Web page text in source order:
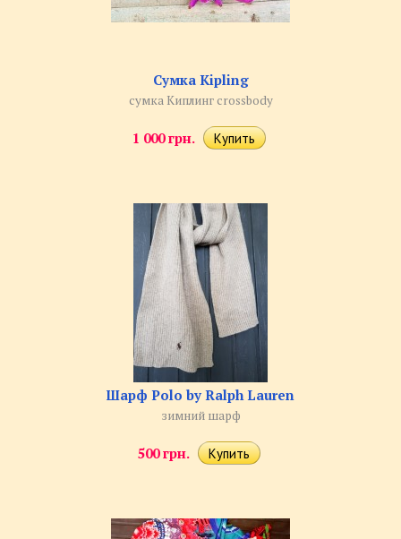
Сумка Kipling
сумка Киплинг crossbody
1 000 грн.
Шарф Polo by Ralph Lauren
зимний шарф
500 грн.